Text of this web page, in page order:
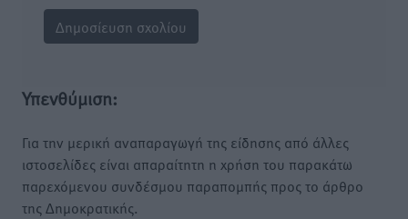
Υπενθύμιση:
Για την μερική αναπαραγωγή της είδησης από άλλες
ιστοσελίδες είναι απαραίτητη η χρήση του παρακάτω
παρεχόμενου συνδέσμου παραπομπής προς το άρθρο
της Δημοκρατικής.